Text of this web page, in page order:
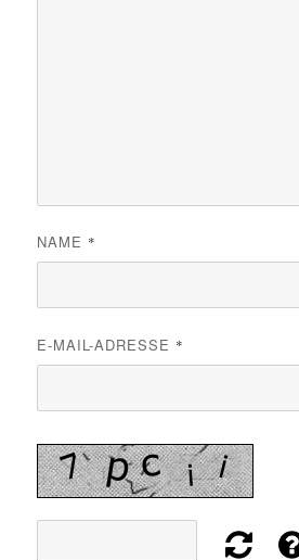
NAME *
E-MAIL-ADRESSE *